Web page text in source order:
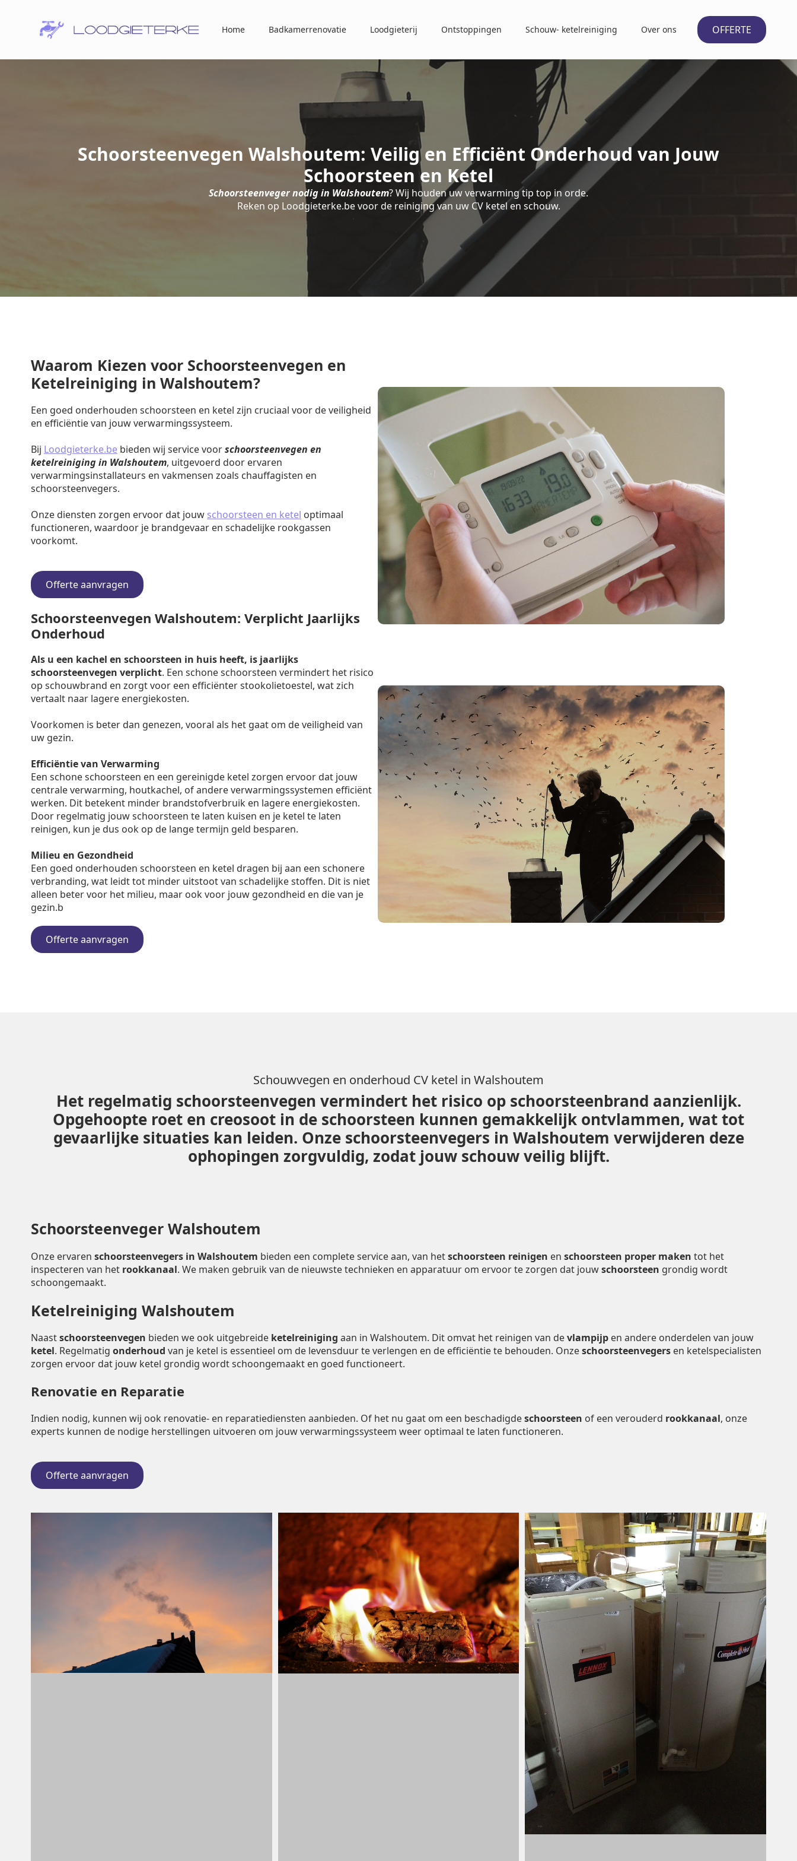
Home Badkamerrenovatie Loodgieterij Ontstoppingen Schouw- ketelreiniging Over ons OFFERTE
Schoorsteenvegen Walshoutem: Veilig en Efficiënt Onderhoud van Jouw
Schoorsteen en Ketel
Schoorsteenveger nodig in Walshoutem? Wij houden uw verwarming tip top in orde.
Reken op Loodgieterke.be voor de reiniging van uw CV ketel en schouw.
Waarom Kiezen voor Schoorsteenvegen en
Ketelreiniging in Walshoutem?
Een goed onderhouden schoorsteen en ketel zijn cruciaal voor de veiligheid
en efficiëntie van jouw verwarmingssysteem.
Bij Loodgieterke.be bieden wij service voorschoorsteenvegen en
ketelreiniging in Walshoutem, uitgevoerd door ervaren
verwarmingsinstallateurs en vakmensen zoals chauffagisten en
schoorsteenvegers.
Onze diensten zorgen ervoor dat jouw schoorsteen en ketel optimaal
functioneren, waardoor je brandgevaar en schadelijke rookgassen
voorkomt.
Offerte aanvragen
Schoorsteenvegen Walshoutem: Verplicht Jaarlijks
Onderhoud
Als u een kachel en schoorsteen in huis heeft, is jaarlijks
schoorsteenvegen verplicht. Een schone schoorsteen vermindert het risico
op schouwbrand en zorgt voor een efficiënter stookolietoestel, wat zich
vertaalt naar lagere energiekosten.
Voorkomen is beter dan genezen, vooral als het gaat om de veiligheid van
uw gezin.
Efficiëntie van Verwarming
Een schone schoorsteen en een gereinigde ketel zorgen ervoor dat jouw
centrale verwarming, houtkachel, of andere verwarmingssystemen efficiënt
werken. Dit betekent minder brandstofverbruik en lagere energiekosten.
Door regelmatig jouw schoorsteen te laten kuisen en je ketel te laten
reinigen, kun je dus ook op de lange termijn geld besparen.
Milieu en Gezondheid
Een goed onderhouden schoorsteen en ketel dragen bij aan een schonere
verbranding, wat leidt tot minder uitstoot van schadelijke stoffen. Dit is niet
alleen beter voor het milieu, maar ook voor jouw gezondheid en die van je
gezin.b
Offerte aanvragen
Schouwvegen en onderhoud CV ketel in Walshoutem
Het regelmatig schoorsteenvegen vermindert het risico op schoorsteenbrand aanzienlijk.
Opgehoopte roet en creosoot in de schoorsteen kunnen gemakkelijk ontvlammen, wat tot
gevaarlijke situaties kan leiden. Onze schoorsteenvegers in Walshoutem verwijderen deze
ophopingen zorgvuldig, zodat jouw schouw veilig blijft.
Schoorsteenveger Walshoutem
Onze ervaren schoorsteenvegers in Walshoutem bieden een complete service aan, van hetschoorsteen reinigen en schoorsteen proper maken tot het
inspecteren van het rookkanaal. We maken gebruik van de nieuwste technieken en apparatuur om ervoor te zorgen dat jouwschoorsteen grondig wordt
schoongemaakt.
Ketelreiniging Walshoutem
Naastschoorsteenvegen bieden we ook uitgebreide ketelreiniging aan in Walshoutem. Dit omvat het reinigen van devlampijp en andere onderdelen van jouw
ketel. Regelmatig onderhoud van je ketel is essentieel om de levensduur te verlengen en de efficiëntie te behouden. Onzeschoorsteenvegers en ketelspecialisten
zorgen ervoor dat jouw ketel grondig wordt schoongemaakt en goed functioneert.
Renovatie en Reparatie
Indien nodig, kunnen wij ook renovatie- en reparatiediensten aanbieden. Of het nu gaat om een beschadigdeschoorsteen of een verouderd rookkanaal, onze
experts kunnen de nodige herstellingen uitvoeren om jouw verwarmingssysteem weer optimaal te laten functioneren.
Offerte aanvragen